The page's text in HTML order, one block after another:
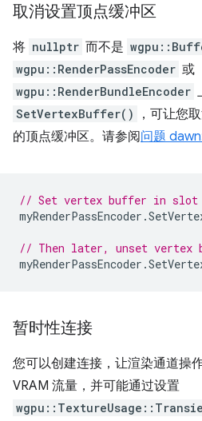
取消设置顶点缓冲区
将 nullptr 而不是
wgpu::RenderPassEncoder 或
wgpu::RenderBundleEncoder
SetVertexBuffer()
，可让您
的顶点缓冲区。请参阅问题
// Set vertex buffer in slot
myRenderPassEncoder .
// Then later, unset
myRenderPassEncoder .
暂时性连接
您可以创建连接，让渲染通道操
VRAM 流量，并可能通过设置